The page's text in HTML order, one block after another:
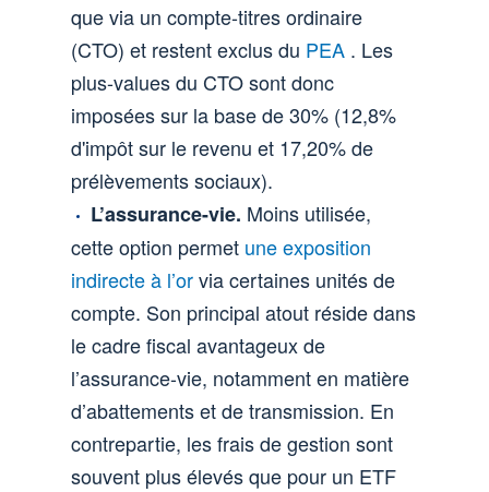
que via un compte-titres ordinaire
(CTO) et restent exclus du PEA . Les
plus-values du CTO sont donc
imposées sur la base de 30% (12,8%
d'impôt sur le revenu et 17,20% de
prélèvements sociaux).
L’assurance-vie. Moins utilisée,
cette option permet une exposition
indirecte à l’orvia certaines unités de
compte. Son principal atout réside dans
le cadre fiscal avantageux de
l’assurance-vie, notamment en matière
d’abattements et de transmission. En
contrepartie, les frais de gestion sont
souvent plus élevés que pour un ETF